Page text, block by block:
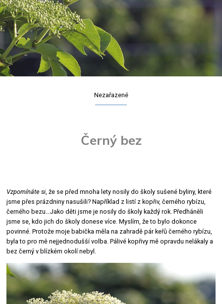
Nezařazené
Černý bez
Vzpomínáte si, že se před mnoha lety nosily do školy sušené byliny, které
jsme přes prázdniny nasušili? Například z listí z kopřiv, černého rybízu,
černého bezu…Jako děti jsme je nosily do školy každý rok. Předháněli
jsme se, kdo jich do školy donese více. Myslím, že to bylo dokonce
povinné. Protože moje babička měla na zahradě pár keřů černého rybízu,
byla to pro mě nejjednodušší volba. Pálivé kopřivy mě opravdu nelákaly a
bez černý v blízkém okolí nebyl.